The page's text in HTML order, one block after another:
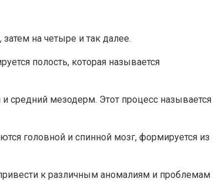
на четыре и так далее.
полость, которая называется
средний мезодерм. Этот процесс называется
головной и спинной мозг, формируется из
к различным аномалиям и проблемам